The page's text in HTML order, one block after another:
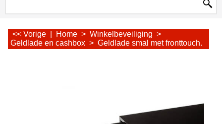
<< Vorige Home > Winkelbeveiliging >
Geldlade en cashbox > Geldlade smal met fronttouch.